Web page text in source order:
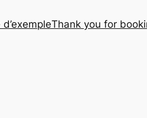
d’exempleThank you for